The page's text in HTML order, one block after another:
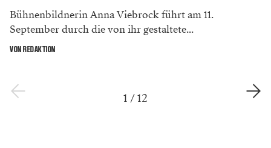
Bühnenbildnerin Anna Viebrock führt am 11.
September durch die von ihr gestaltete...
VON REDAKTION
1 /12